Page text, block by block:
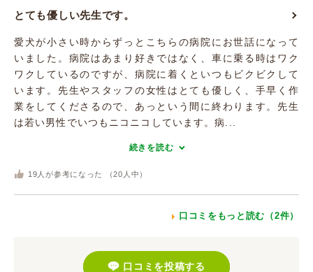
とても優しい先生です。
愛犬が小さい時からずっとこちらの病院にお世話になって
いました。病院はあまり好きではなく、車に乗る時はワク
ワクしているのですが、病院に着くといつもビクビクして
います。先生やスタッフの女性はとても優しく、手早く作
業をしてくださるので、あっという間に終わります。先生
は若い男性でいつもニコニコしています。病...
続きを読む
19 人が参考になった （20 人中）
口コミをもっと読む（2件）
口コミを投稿する